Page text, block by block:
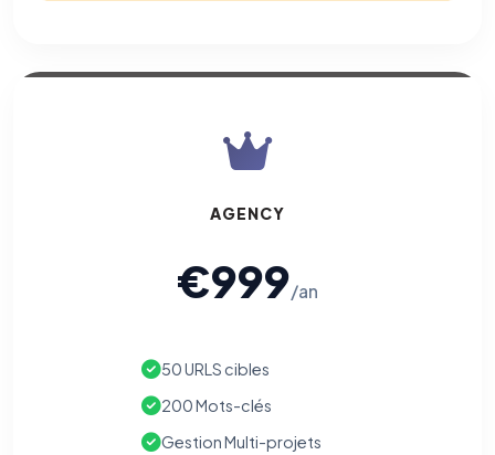
AGENCY
€999/an
50 URLS cibles
200 Mots-clés
Gestion Multi-projets